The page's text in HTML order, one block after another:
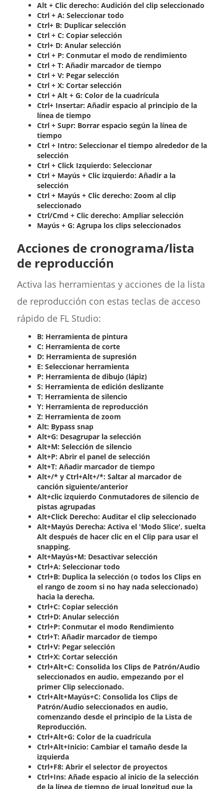
Alt + Clic derecho: Audición del clip seleccionado
Ctrl + A: Seleccionar todo
Ctrl+ B: Duplicar selección
Ctrl + C: Copiar selección
Ctrl+ D: Anular selección
Ctrl + P: Conmutar el modo de rendimiento
Ctrl + T: Añadir marcador de tiempo
Ctrl + V: Pegar selección
Ctrl + X: Cortar selección
Ctrl + Alt + G: Color de la cuadrícula
Ctrl+ Insertar: Añadir espacio al principio de la
línea de tiempo
Ctrl + Supr: Borrar espacio según la línea de
tiempo
Ctrl + Intro: Seleccionar el tiempo alrededor de la
selección
Ctrl + Click Izquierdo: Seleccionar
Ctrl + Mayús + Clic izquierdo: Añadir a la
selección
Ctrl + Mayús + Clic derecho: Zoom al clip
seleccionado
Ctrl/Cmd + Clic derecho: Ampliar selección
Mayús + G: Agrupa los clips seleccionados
Acciones de cronograma/lista
de reproducción
Activa las herramientas y acciones de la lista
de reproducción con estas teclas de acceso
rápido de FL Studio:
B: Herramienta de pintura
C: Herramienta de corte
D: Herramienta de supresión
E: Seleccionar herramienta
P: Herramienta de dibujo (lápiz)
S: Herramienta de edición deslizante
T: Herramienta de silencio
Y: Herramienta de reproducción
Z: Herramienta de zoom
Alt: Bypass snap
Alt+G: Desagrupar la selección
Alt+M: Selección de silencio
Alt+P: Abrir el panel de selección
Alt+T: Añadir marcador de tiempo
Alt+/* y Ctrl+Alt+/*: Saltar al marcador de
canción siguiente/anterior
Alt+clic izquierdo Conmutadores de silencio de
pistas agrupadas
Alt+Click Derecho: Auditar el clip seleccionado
Alt+Mayús Derecha: Activa el 'Modo Slice', suelta
Alt después de hacer clic en el Clip para usar el
snapping.
Alt+Mayús+M: Desactivar selección
Ctrl+A: Seleccionar todo
Ctrl+B: Duplica la selección (o todos los Clips en
el rango de zoom si no hay nada seleccionado)
hacia la derecha.
Ctrl+C: Copiar selección
Ctrl+D: Anular selección
Ctrl+P: Conmutar el modo Rendimiento
Ctrl+T: Añadir marcador de tiempo
Ctrl+V: Pegar selección
Ctrl+X: Cortar selección
Ctrl+Alt+C: Consolida los Clips de Patrón/Audio
seleccionados en audio, empezando por el
primer Clip seleccionado.
Ctrl+Alt+Mayús+C: Consolida los Clips de
Patrón/Audio seleccionados en audio,
comenzando desde el principio de la Lista de
Reproducción.
Ctrl+Alt+G: Color de la cuadrícula
Ctrl+Alt+Inicio: Cambiar el tamaño desde la
izquierda
Ctrl+F8: Abrir el selector de proyectos
Ctrl+Ins: Añade espacio al inicio de la selección
de la línea de tiempo de igual longitud que la